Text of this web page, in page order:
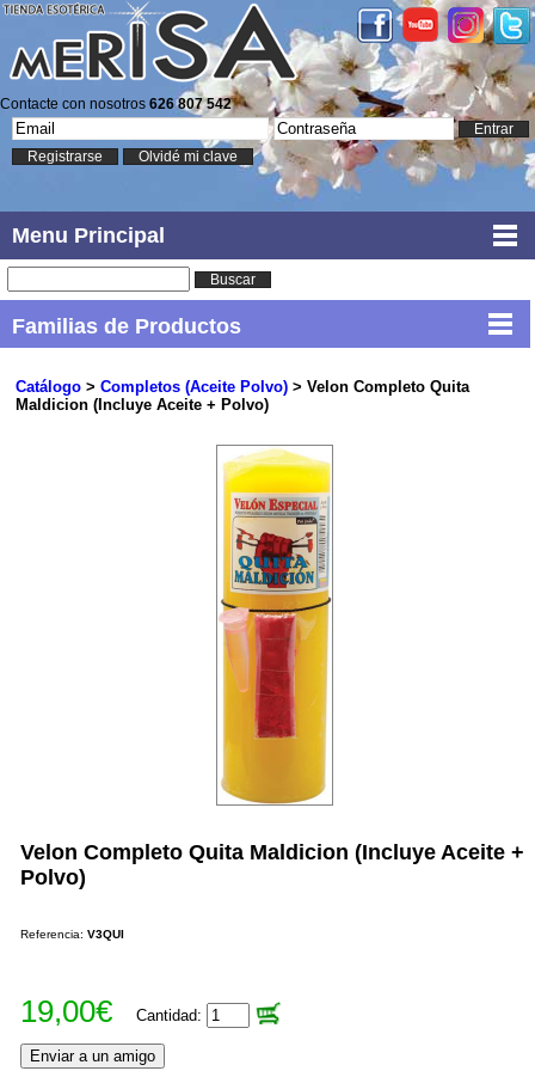
Contacte con nosotros 626 807 542
Entrar
Registrarse
Olvidé mi clave
Menu Principal
Buscar
Familias de Productos
Catálogo> Completos (Aceite Polvo)> Velon Completo Quita
Maldicion (Incluye Aceite + Polvo)
Velon Completo Quita Maldicion (Incluye Aceite +
Polvo)
Referencia:V3QUI
19,00€ Cantidad: